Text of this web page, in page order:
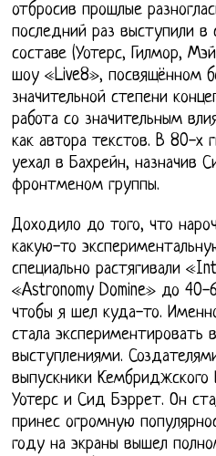
отбросив прошлые
последний раз выступили в
составе (Уотерс, Гилмор,
шоу «Live8», посвящённом
значительной степени
работа со значительным
как автора текстов. В 80-х
уехал в Бахрейн, назначив
фронтменом группы.
Доходило до того, что
какую-то
специально растягивали
«Astronomy Domine» до 40-
чтобы я шел куда-то.
стала экспериментировать
выступлениями.
выпускники
Уотерс и Сид Бэррет. Он
принес огромную
году на экраны вышел